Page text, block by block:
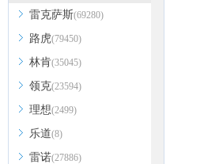
雷克萨斯(69280)
路虎(79450)
林肯(35045)
领克(23594)
理想(2499)
乐道(8)
雷诺(27886)